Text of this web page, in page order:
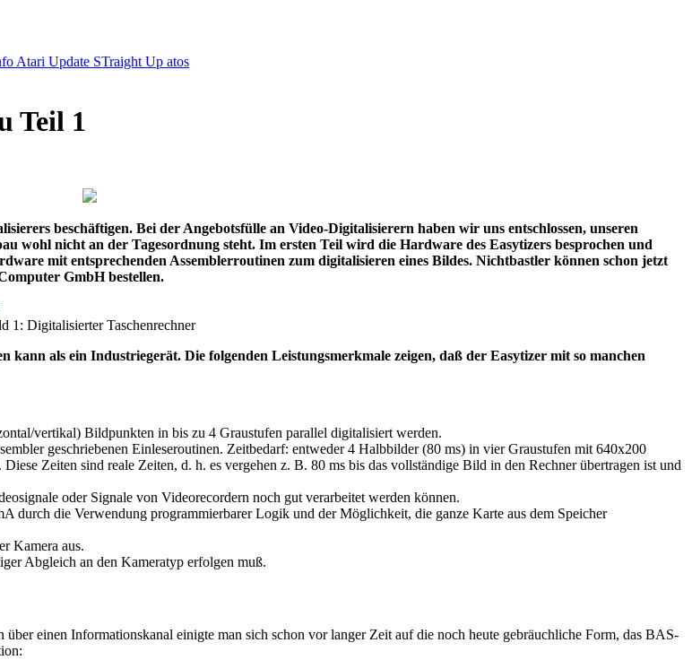
Atari Update STraight Up atos
Teil 1
beschäftigen. Bei der Angebotsfülle an Video-Digitalisierern haben wir uns entschlossen, unseren
wohl nicht an der Tagesordnung steht. Im ersten Teil wird die Hardware des Easytizers besprochen und
mit entsprechenden Assemblerroutinen zum digitalisieren eines Bildes. Nichtbastler können schon jetzt
GmbH bestellen.
1: Digitalisierter Taschenrechner
als ein Industriegerät. Die folgenden Leistungsmerkmale zeigen, daß der Easytizer mit so manchen
vertikal) Bildpunkten in bis zu 4 Graustufen parallel digitalisiert werden.
geschriebenen Einleseroutinen. Zeitbedarf: entweder 4 Halbbilder (80 ms) in vier Graustufen mit 640x200
Zeiten sind reale Zeiten, d. h. es vergehen z. B. 80 ms bis das vollständige Bild in den Rechner übertragen ist und
oder Signale von Videorecordern noch gut verarbeitet werden können.
durch die Verwendung programmierbarer Logik und der Möglichkeit, die ganze Karte aus dem Speicher
Kamera aus.
Abgleich an den Kameratyp erfolgen muß.
einen Informationskanal einigte man sich schon vor langer Zeit auf die noch heute gebräuchliche Form, das BAS-